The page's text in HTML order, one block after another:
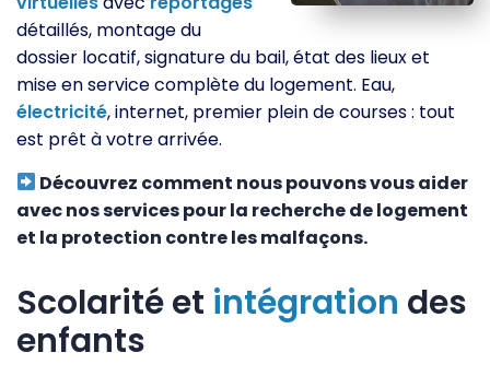
détaillés, montage du
dossier locatif, signature du bail, état des lieux et
mise en service complète du logement. Eau,
électricité, internet, premier plein de courses : tout
est prêt à votre arrivée.
Découvrez comment nous pouvons vous aider
avec nos services pour la recherche de logement
et la protection contre les malfaçons.
Scolarité et intégration des
enfants